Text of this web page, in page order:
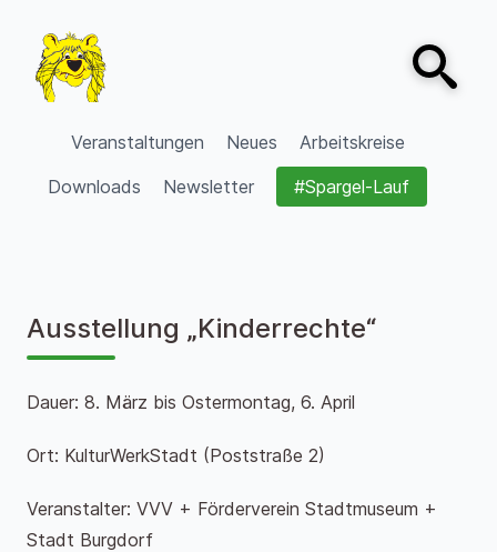
VVV Burgdorf
Veranstaltungen Neues
Arbeitskreise
Downloads
Newsletter #Spargel-Lauf
Open
Ausstellung „Kinderrechte“
Dauer: 8. März bis Ostermontag, 6. April
Ort: KulturWerkStadt (Poststraße 2)
Veranstalter: VVV + Förderverein Stadtmuseum +
Stadt Burgdorf